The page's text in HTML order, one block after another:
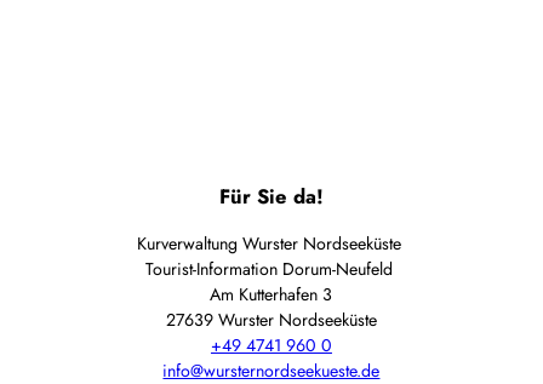
Für Sie da!
Kurverwaltung Wurster Nordseeküste
Tourist-Information Dorum-Neufeld
Am Kutterhafen 3
27639 Wurster Nordseeküste
+49 4741 960 0
info@wursternordseekueste.de